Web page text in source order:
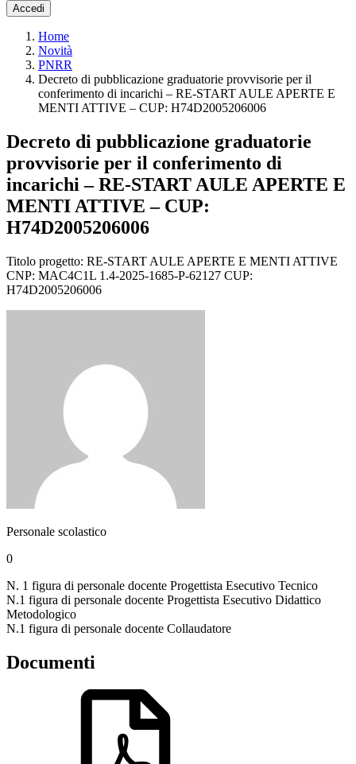
Accedi
Home
Novità
PNRR
Decreto di pubblicazione graduatorie provvisorie per il
conferimento di incarichi – RE-START AULE APERTE E
MENTI ATTIVE – CUP: H74D2005206006
Decreto di pubblicazione graduatorie
provvisorie per il conferimento di
incarichi – RE-START AULE APERTE E
MENTI ATTIVE – CUP:
H74D2005206006
Titolo progetto: RE-START AULE APERTE E MENTI ATTIVE
CNP: MAC4C1L 1.4-2025-1685-P-62127 CUP:
H74D2005206006
Personale scolastico
0
N. 1 figura di personale docente Progettista Esecutivo Tecnico
N.1 figura di personale docente Progettista Esecutivo Didattico
Metodologico
N.1 figura di personale docente Collaudatore
Documenti